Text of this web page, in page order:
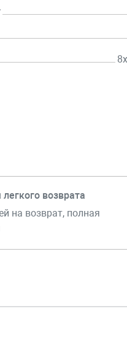
легкого возврата
на возврат, полная